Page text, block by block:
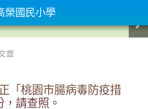
章
「桃園市腸病毒防疫措
請查照。
榮國民小學